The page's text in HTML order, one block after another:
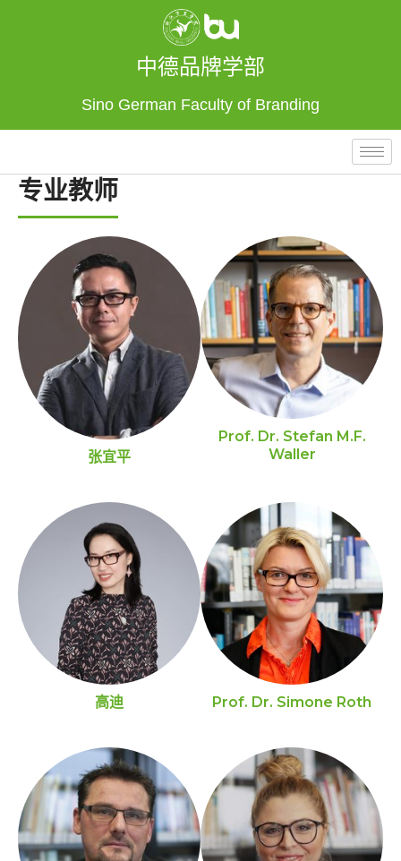
中德品牌学部
Sino German Faculty of Branding
专业教师
张宜平
Prof. Dr. Stefan M.F.
Waller
高迪 Prof. Dr. Simone Roth